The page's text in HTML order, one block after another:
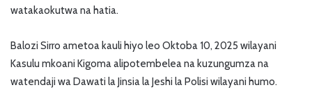
watakaokutwa na hatia.
Balozi Sirro ametoa kauli hiyo leo Oktoba 10, 2025 wilayani
Kasulu mkoani Kigoma alipotembelea na kuzungumza na
watendaji wa Dawati la Jinsia la Jeshi la Polisi wilayani humo.